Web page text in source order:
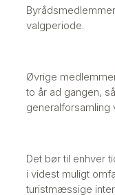
valgperiode.
Øvrige
to år ad gangen,
Det bør til enhver
i videst muligt
turistmæssige